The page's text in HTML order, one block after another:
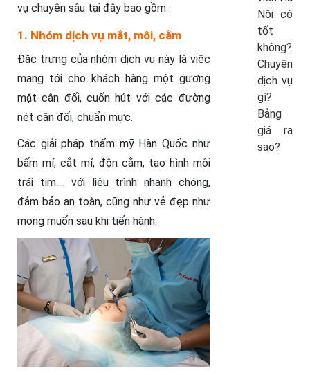
vụ chuyên sâu tại đây bao gồm :
1. Nhóm dịch vụ mắt, môi, cằm
Đặc trưng của nhóm dịch vụ này là việc
mang tới cho khách hàng một gương
mặt cân đối, cuốn hút với các đường
nét cân đối, chuẩn mực.
Các giải pháp thẩm mỹ Hàn Quốc như
bấm mí, cắt mí, độn cằm, tạo hình môi
trái tim…. với liệu trình nhanh chóng,
đảm bảo an toàn, cũng như vẻ đẹp như
mong muốn sau khi tiến hành.
Nội có
tốt
không?
Chuyên
dịch vụ
gì?
Bảng
giá ra
sao?